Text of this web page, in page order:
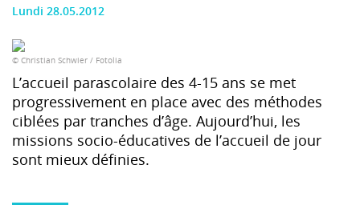
Lundi 28.05.2012
© Christian Schwier / Fotolia
L’accueil parascolaire des 4-15 ans se met
progressivement en place avec des méthodes
ciblées par tranches d’âge. Aujourd’hui, les
missions socio-éducatives de l’accueil de jour
sont mieux définies.